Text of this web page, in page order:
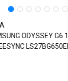
ODYSSEY G6